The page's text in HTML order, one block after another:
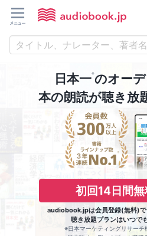
日本一※のオー
本の朗読が聴き放
初回14日間
audiobook.jpは会員登録(無料)で
聴き放題プランはいつで
※日本マーケティングリサーチ